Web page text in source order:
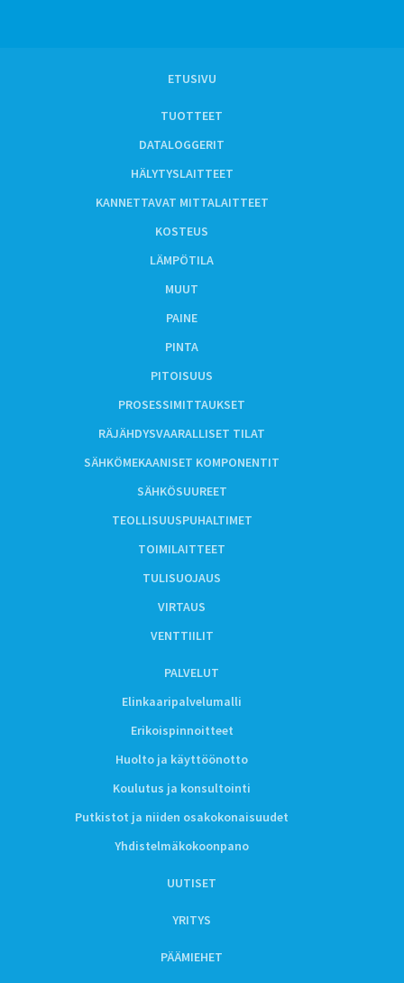
ETUSIVU
TUOTTEET
DATALOGGERIT
HÄLYTYSLAITTEET
KANNETTAVAT MITTALAITTEET
KOSTEUS
LÄMPÖTILA
MUUT
PAINE
PINTA
PITOISUUS
PROSESSIMITTAUKSET
RÄJÄHDYSVAARALLISET TILAT
SÄHKÖMEKAANISET KOMPONENTIT
SÄHKÖSUUREET
TEOLLISUUSPUHALTIMET
TOIMILAITTEET
TULISUOJAUS
VIRTAUS
VENTTIILIT
PALVELUT
Elinkaaripalvelumalli
Erikoispinnoitteet
Huolto ja käyttöönotto
Koulutus ja konsultointi
Putkistot ja niiden osakokonaisuudet
Yhdistelmäkokoonpano
UUTISET
YRITYS
PÄÄMIEHET